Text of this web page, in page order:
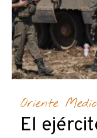
Oriente Medio
El